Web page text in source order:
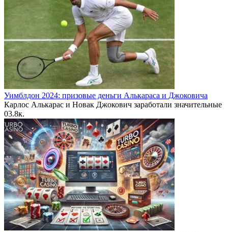
Уимблдон 2024: призовые деньги Алькараса и Джоковича
Карлос Алькарас и Новак Джокович заработали значительные
03.8к.